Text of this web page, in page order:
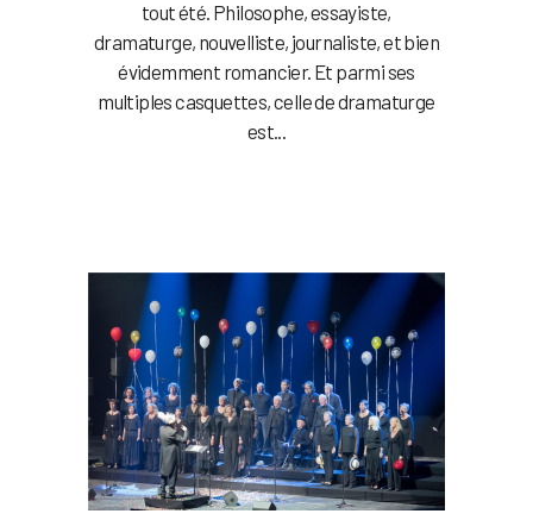
tout été. Philosophe, essayiste,
dramaturge, nouvelliste, journaliste, et bien
évidemment romancier. Et parmi ses
multiples casquettes, celle de dramaturge
est...